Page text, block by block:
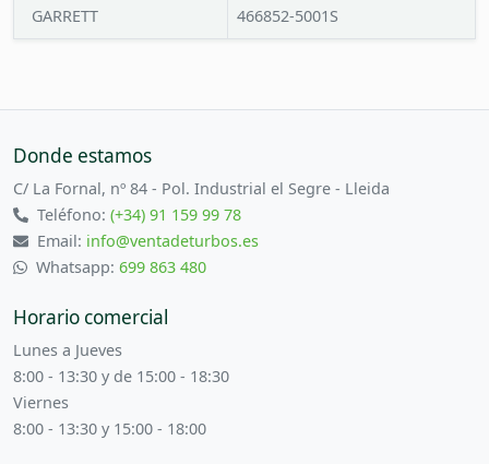
GARRETT 466852-5001S
Donde estamos
C/ La Fornal, nº 84 - Pol. Industrial el Segre - Lleida
Teléfono:(+34) 91 159 99 78
Email: info@ventadeturbos.es
Whatsapp: 699 863 480
Horario comercial
Lunes a Jueves
8:00 - 13:30 y de 15:00 - 18:30
Viernes
8:00 - 13:30 y 15:00 - 18:00